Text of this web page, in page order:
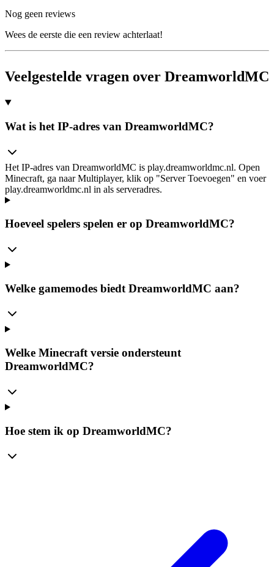
Nog geen reviews
Wees de eerste die een review achterlaat!
Veelgestelde vragen over DreamworldMC
Wat is het IP-adres van DreamworldMC?
Het IP-adres van DreamworldMC is play.dreamworldmc.nl. Open
Minecraft, ga naar Multiplayer, klik op "Server Toevoegen" en voer
play.dreamworldmc.nl in als serveradres.
Hoeveel spelers spelen er op DreamworldMC?
Welke gamemodes biedt DreamworldMC aan?
Welke Minecraft versie ondersteunt
DreamworldMC?
Hoe stem ik op DreamworldMC?